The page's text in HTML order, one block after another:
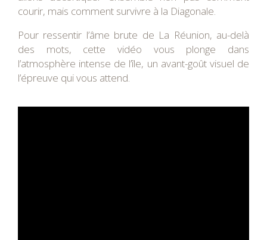
courir, mais comment survivre à la Diagonale.
Pour ressentir l’âme brute de La Réunion, au-delà
des mots, cette vidéo vous plonge dans
l’atmosphère intense de l’île, un avant-goût visuel de
l’épreuve qui vous attend.